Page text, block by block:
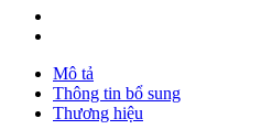
Mô tả
Thông tin bổ sung
Thương hiệu